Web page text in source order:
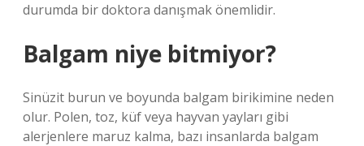
durumda bir doktora danışmak önemlidir.
Balgam niye bitmiyor?
Sinüzit burun ve boyunda balgam birikimine neden
olur. Polen, toz, küf veya hayvan yayları gibi
alerjenlere maruz kalma, bazı insanlarda balgam